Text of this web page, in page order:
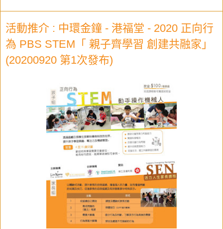
活動推介 : 中環金鐘 - 港福堂 - 2020 正向行
為 PBS STEM「 親子齊學習 創建共融家」
(20200920 第1次發布)